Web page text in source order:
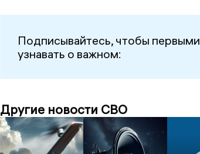
Подписывайтесь, чтобы первыми
узнавать о важном:
Другие новости СВО